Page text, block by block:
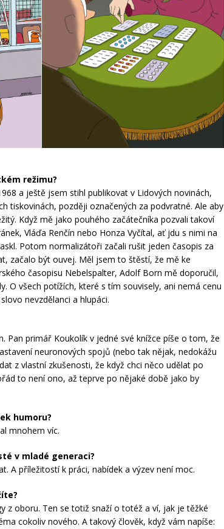
režimu?
a ještě jsem stihl publikovat v Lidových novinách,
tiskovinách, později označených za podvratné. Ale aby
Když mě jako pouhého začátečníka pozvali takoví
Vláďa Renčín nebo Honza Vyčítal, ať jdu s nimi na
Potom normalizátoři začali rušit jeden časopis za
začalo být ouvej. Měl jsem to štěstí, že mě ke
časopisu Nebelspalter, Adolf Born mě doporučil,
O všech potížích, které s tím souvisely, ani nemá cenu
nevzdělanci a hlupáci.
Pan primář Koukolík v jedné své knížce píše o tom, že
neuronových spojů (nebo tak nějak, nedokážu
z vlastní zkušenosti, že když chci něco udělat po
to není ono, až teprve po nějaké době jako by
humoru?
mnohem víc.
v mladé generaci?
A příležitostí k práci, nabídek a výzev není moc.
z oboru. Ten se totiž snaží o totéž a ví, jak je těžké
cokoliv nového. A takový člověk, když vám napíše: